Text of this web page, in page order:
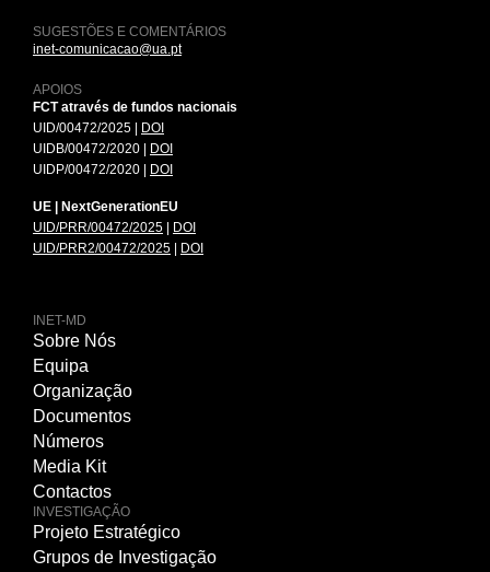
SUGESTÕES E COMENTÁRIOS
inet-comunicacao@ua.pt
APOIOS
FCT através de fundos nacionais
UID/00472/2025 |
DOI
UIDB/00472/2020 |
DOI
UIDP/00472/2020 |
DOI
UE | NextGenerationEU
UID/PRR/00472/2025
DOI
UID/PRR2/00472/2025
DOI
INET-MD
Sobre Nós
Equipa
Organização
Documentos
Números
Media Kit
Contactos
INVESTIGAÇÃO
Projeto Estratégico
Grupos de Investigação